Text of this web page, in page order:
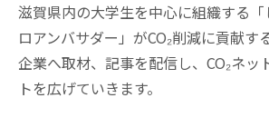
滋賀県内の大学生を中心に組織する「
ロアンバサダー」がCO₂削減に貢献す
企業へ取材、記事を配信し、CO₂ネッ
トを広げていきます。